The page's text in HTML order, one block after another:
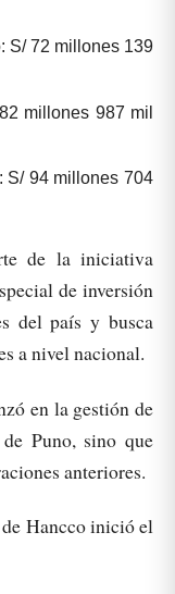
S/ 72 millones 139
millones 987 mil
S/ 94 millones 704
de la iniciativa
de inversión
del país y busca
a nivel nacional.
en la gestión de
Puno, sino que
anteriores.
Hancco inició el